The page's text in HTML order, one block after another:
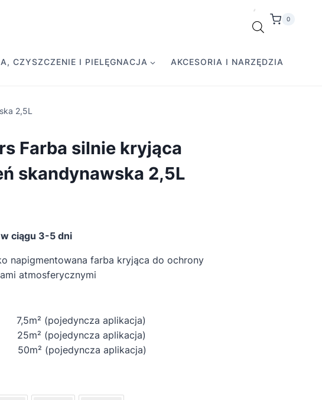
0
CZYSZCZENIE I PIELĘGNACJA AKCESORIA I NARZĘDZIA
2,5L
Farba silnie kryjąca
skandynawska 2,5L
w ciągu 3-5 dni
napigmentowana farba kryjąca do ochrony
atmosferycznymi
(pojedyncza aplikacja)
(pojedyncza aplikacja)
(pojedyncza aplikacja)